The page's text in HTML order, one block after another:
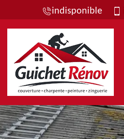
indisponible